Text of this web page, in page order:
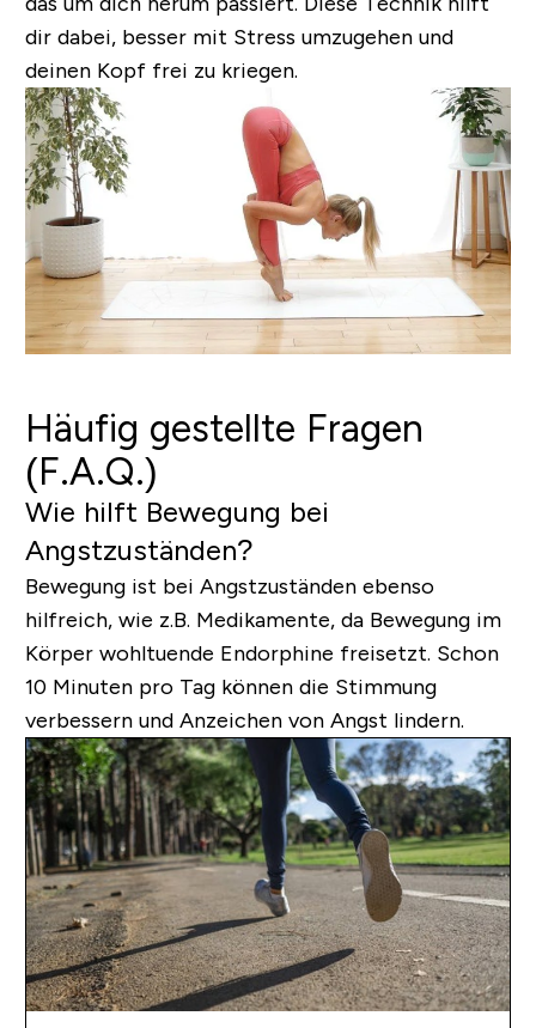
dir dabei, besser mit Stress umzugehen und
deinen Kopf frei zu kriegen.
Häufig gestellte Fragen
(F.A.Q.)
Wie hilft Bewegung bei
Angstzuständen?
Bewegung ist bei Angstzuständen ebenso
hilfreich, wie z.B. Medikamente, da Bewegung im
Körper wohltuende Endorphine freisetzt. Schon
10 Minuten pro Tag können die Stimmung
verbessern und Anzeichen von Angst lindern.